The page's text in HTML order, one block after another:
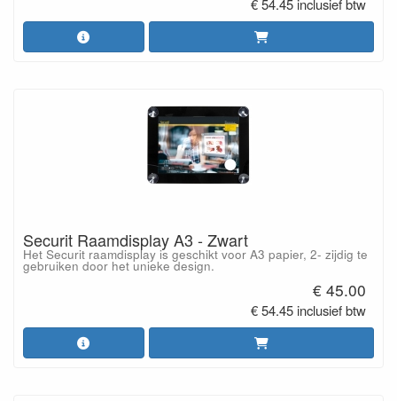
€ 54.45 inclusief btw
Securit Raamdisplay A3 - Zwart
Het Securit raamdisplay is geschikt voor A3 papier, 2- zijdig te
gebruiken door het unieke design.
€ 45.00
€ 54.45 inclusief btw